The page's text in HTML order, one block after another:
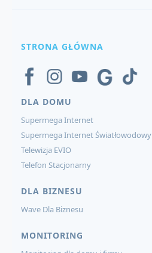
STRONA GŁÓWNA
DLA DOMU
Supermega Internet
Supermega Internet Światłowodowy
Telewizja EVIO
Telefon Stacjonarny
DLA BIZNESU
Wave Dla Biznesu
MONITORING